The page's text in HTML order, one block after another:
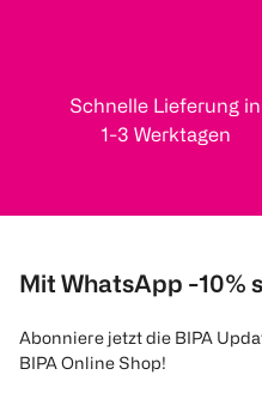
Schnelle Lieferung in
1-3 Werktagen
Mit WhatsApp -10%
Abonniere jetzt die BIPA
BIPA Online Shop!